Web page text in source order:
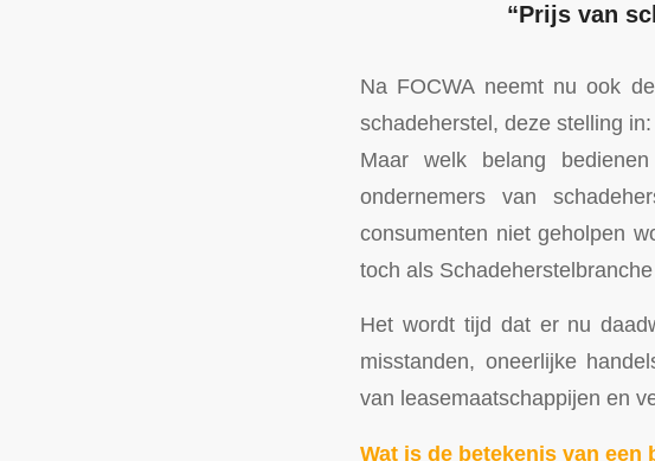
“Prijs van
Na FOCWA neemt nu ook
schadeherstel, deze stelling
Maar welk belang
ondernemers van
consumenten niet geholpen
toch als
Het wordt tijd dat er nu
misstanden, oneerlijke
van leasemaatschappijen en
Wat is de betekenis van een